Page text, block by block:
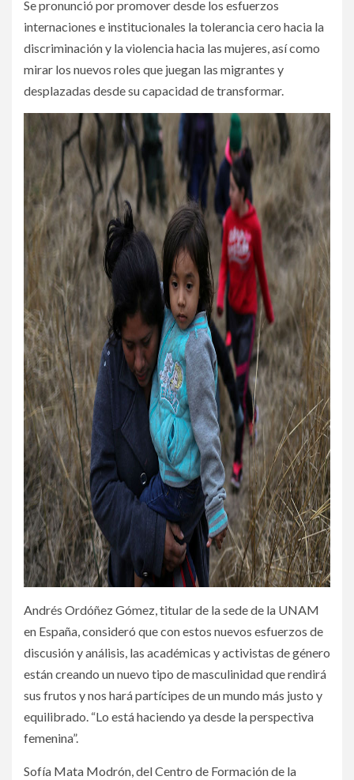
Se pronunció por promover desde los esfuerzos
internaciones e institucionales la tolerancia cero hacia la
discriminación y la violencia hacia las mujeres, así como
mirar los nuevos roles que juegan las migrantes y
desplazadas desde su capacidad de transformar.
Andrés Ordóñez Gómez, titular de la sede de la UNAM
en España, consideró que con estos nuevos esfuerzos de
discusión y análisis, las académicas y activistas de género
están creando un nuevo tipo de masculinidad que rendirá
sus frutos y nos hará partícipes de un mundo más justo y
equilibrado. “Lo está haciendo ya desde la perspectiva
femenina”.
Sofía Mata Modrón, del Centro de Formación de la